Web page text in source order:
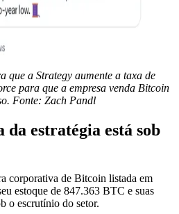
que a Strategy aumente a taxa de
para que a empresa venda Bitcoin
Fonte: Zach Pandl
da estratégia está sob
corporativa de Bitcoin listada em
estoque de 847.363 BTC e suas
o escrutínio do setor.